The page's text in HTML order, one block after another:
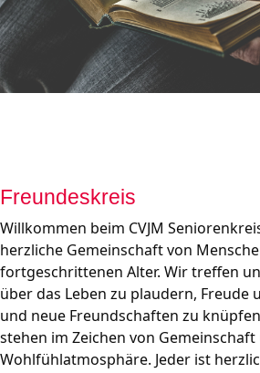
Freundeskreis
Willkommen beim CVJM
herzliche Gemeinschaft von
fortgeschrittenen Alter. Wir treffen
über das Leben zu plaudern, Freude
und neue Freundschaften zu
stehen im Zeichen von Gemeinschaft
Wohlfühlatmosphäre. Jeder ist